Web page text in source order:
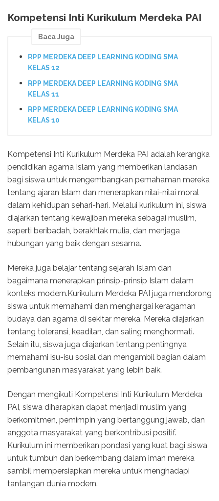
Kompetensi Inti Kurikulum Merdeka PAI
Baca Juga
RPP MERDEKA DEEP LEARNING KODING SMA
KELAS 12
RPP MERDEKA DEEP LEARNING KODING SMA
KELAS 11
RPP MERDEKA DEEP LEARNING KODING SMA
KELAS 10
Kompetensi Inti Kurikulum Merdeka PAI adalah kerangka
pendidikan agama Islam yang memberikan landasan
bagi siswa untuk mengembangkan pemahaman mereka
tentang ajaran Islam dan menerapkan nilai-nilai moral
dalam kehidupan sehari-hari. Melalui kurikulum ini, siswa
diajarkan tentang kewajiban mereka sebagai muslim,
seperti beribadah, berakhlak mulia, dan menjaga
hubungan yang baik dengan sesama.
Mereka juga belajar tentang sejarah Islam dan
bagaimana menerapkan prinsip-prinsip Islam dalam
konteks modern.Kurikulum Merdeka PAI juga mendorong
siswa untuk memahami dan menghargai keragaman
budaya dan agama di sekitar mereka. Mereka diajarkan
tentang toleransi, keadilan, dan saling menghormati.
Selain itu, siswa juga diajarkan tentang pentingnya
memahami isu-isu sosial dan mengambil bagian dalam
pembangunan masyarakat yang lebih baik.
Dengan mengikuti Kompetensi Inti Kurikulum Merdeka
PAI, siswa diharapkan dapat menjadi muslim yang
berkomitmen, pemimpin yang bertanggung jawab, dan
anggota masyarakat yang berkontribusi positif.
Kurikulum ini memberikan pondasi yang kuat bagi siswa
untuk tumbuh dan berkembang dalam iman mereka
sambil mempersiapkan mereka untuk menghadapi
tantangan dunia modern.